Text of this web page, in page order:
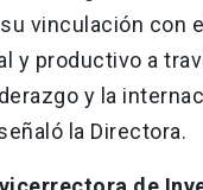
vinculación con
y productivo a
y la
la Directora.